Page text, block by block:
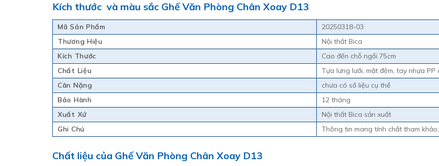
Kích thước và màu sắc Ghế Văn Phòng Chân Xoay D13
Mã Sản Phẩm
20250318-03
Thương Hiệu
Nội thất Bica
Kích Thước
Cao đến chỗ ngồi 75cm
Chất Liệu
Tựa lưng lưới, mặt đệm, tay nhựa
Cân Nặng
chưa có số liệu cụ thể
Bảo Hành
12 tháng
Xuất Xứ
Nội thất Bica sản xuất
Ghi Chú
Thông tin mang tính chất tham
Chất liệu của Ghế Văn Phòng Chân Xoay D13